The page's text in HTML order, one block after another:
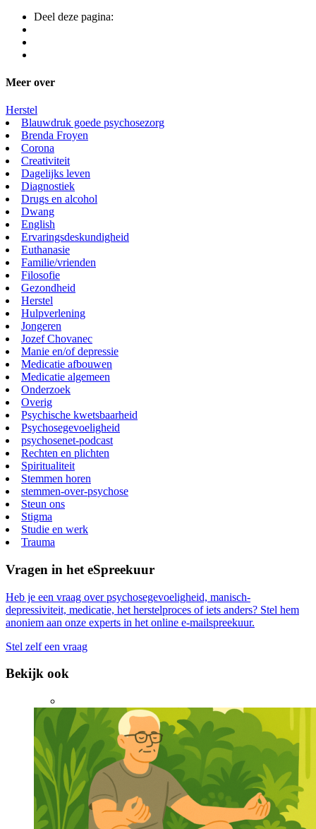
Deel deze pagina:
Meer over
Herstel
Blauwdruk goede psychosezorg
Brenda Froyen
Corona
Creativiteit
Dagelijks leven
Diagnostiek
Drugs en alcohol
Dwang
English
Ervaringsdeskundigheid
Euthanasie
Familie/vrienden
Filosofie
Gezondheid
Herstel
Hulpverlening
Jongeren
Jozef Chovanec
Manie en/of depressie
Medicatie afbouwen
Medicatie algemeen
Onderzoek
Overig
Psychische kwetsbaarheid
Psychosegevoeligheid
psychosenet-podcast
Rechten en plichten
Spiritualiteit
Stemmen horen
stemmen-over-psychose
Steun ons
Stigma
Studie en werk
Trauma
Vragen in het eSpreekuur
Heb je een vraag over psychosegevoeligheid, manisch-
depressiviteit, medicatie, het herstelproces of iets anders? Stel hem
anoniem aan onze experts in het online e-mailspreekuur.
Stel zelf een vraag
Bekijk ook